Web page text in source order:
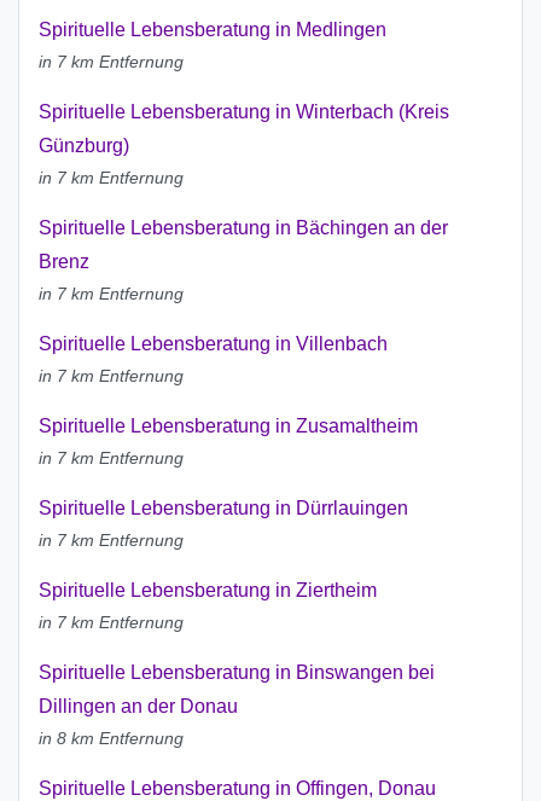
Spirituelle Lebensberatung in Medlingen
in 7 km Entfernung
Spirituelle Lebensberatung in Winterbach (Kreis
Günzburg)
in 7 km Entfernung
Spirituelle Lebensberatung in Bächingen an der
Brenz
in 7 km Entfernung
Spirituelle Lebensberatung in Villenbach
in 7 km Entfernung
Spirituelle Lebensberatung in Zusamaltheim
in 7 km Entfernung
Spirituelle Lebensberatung in Dürrlauingen
in 7 km Entfernung
Spirituelle Lebensberatung in Ziertheim
in 7 km Entfernung
Spirituelle Lebensberatung in Binswangen bei
Dillingen an der Donau
in 8 km Entfernung
Spirituelle Lebensberatung in Offingen, Donau